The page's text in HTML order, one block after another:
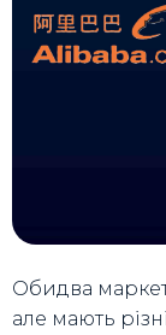
Обидва
але мають